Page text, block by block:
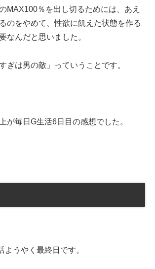
MAX100％を出し切るためには、あえ
のをやめて、性欲に飢えた状態を作る
なんだと思いました。
ぎは男の敵」っていうことです。
が毎日G生活6日目の感想でした。
ようやく最終日です。